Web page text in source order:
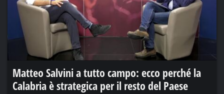
Matteo Salvini a tutto campo: ecco perché la
Calabria è strategica per il resto del Paese